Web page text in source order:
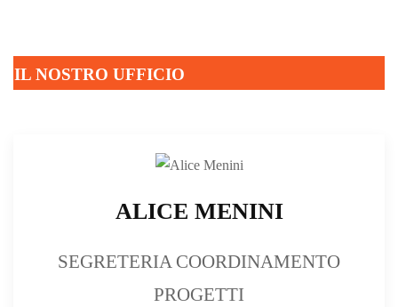
IL NOSTRO UFFICIO
ALICE MENINI
SEGRETERIA COORDINAMENTO
PROGETTI